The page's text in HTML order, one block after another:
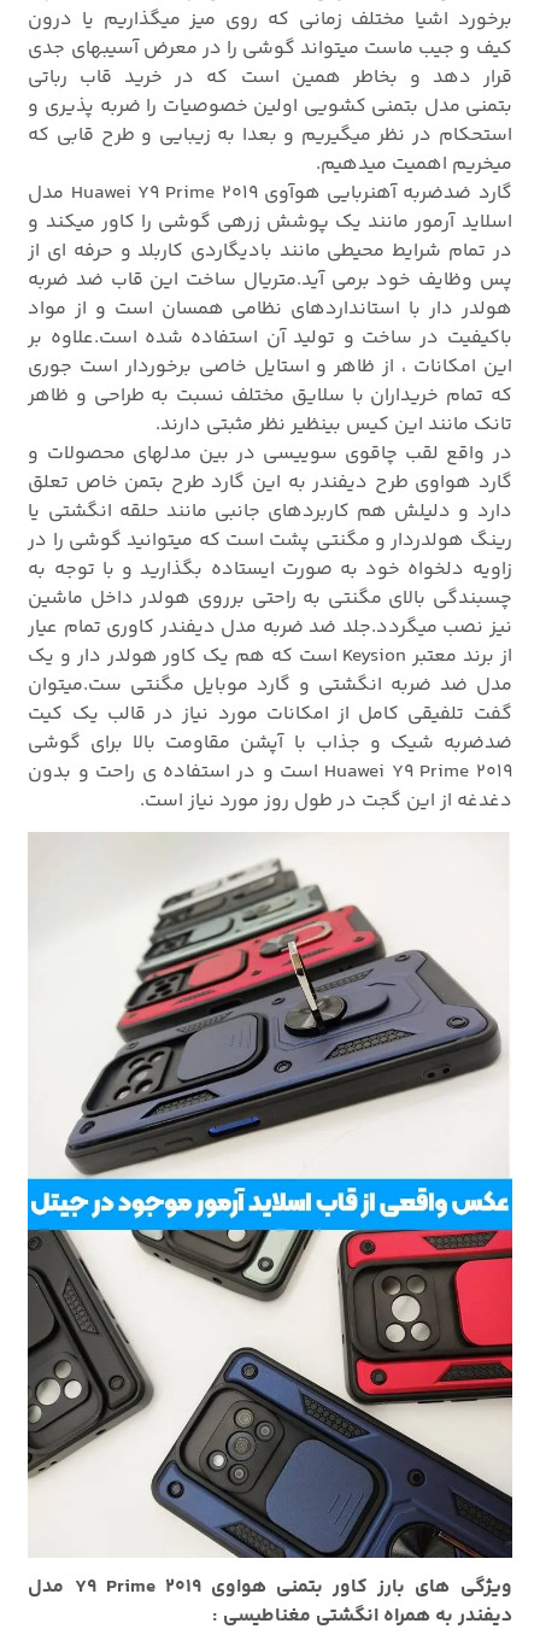
برخورد اشیا مختلف زمانی که روی میز میگذاریم یا درون
کیف و جیب ماست میتواند گوشی را در معرض آسیبهای جدی
قرار دهد و بخاطر همین است که در خرید قاب رباتی
بتمنی مدل بتمنی کشویی اولین خصوصیات را ضربه پذیری و
استحکام در نظر میگیریم و بعدا به زیبایی و طرح قابی که
میخریم اهمیت میدهیم.
گارد ضدضربه آهنربایی هوآوی Huawei Y9 Prime 2019 مدل
اسلاید آرمور مانند یک پوشش زرهی گوشی را کاور میکند و
در تمام شرایط محیطی مانند بادیگاردی کاربلد و حرفه ای از
پس وظایف خود برمی آید.متریال ساخت این قاب ضد ضربه
هولدر دار با استانداردهای نظامی همسان است و از مواد
باکیفیت در ساخت و تولید آن استفاده شده است.علاوه بر
این امکانات ، از ظاهر و استایل خاصی برخوردار است جوری
که تمام خریداران با سلایق مختلف نسبت به طراحی و ظاهر
تانک مانند این کیس بینظیر نظر مثبتی دارند.
در واقع لقب چاقوی سوییسی در بین مدلهای محصولات و
گارد هواوی طرح دیفندر به این گارد طرح بتمن خاص تعلق
دارد و دلیلش هم کاربردهای جانبی مانند حلقه انگشتی یا
رینگ هولدردار و مگنتی پشت است که میتوانید گوشی را در
زاویه دلخواه خود به صورت ایستاده بگذارید و با توجه به
چسبندگی بالای مگنتی به راحتی برروی هولدر داخل ماشین
نیز نصب میگردد.جلد ضد ضربه مدل دیفندر کاوری تمام عیار
از برند معتبر Keysion است که هم یک کاور هولدر دار و یک
مدل ضد ضربه انگشتی و گارد موبایل مگنتی ست.میتوان
گفت تلفیقی کامل از امکانات مورد نیاز در قالب یک کیت
ضدضربه شیک و جذاب با آپشن مقاومت بالا برای گوشی
Huawei Y9 Prime 2019 است و در استفاده ی راحت و بدون
دغدغه از این گجت در طول روز مورد نیاز است.
ویژگی های بارز کاور بتمنی هواوی Y9 Prime 2019 مدل
دیفندر به همراه انگشتی مغناطیسی :